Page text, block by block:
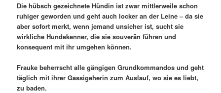
Die hübsch gezeichnete Hündin ist zwar mittlerweile schon
ruhiger geworden und geht auch locker an der Leine – da sie
aber sofort merkt, wenn jemand unsicher ist, sucht sie
wirkliche Hundekenner, die sie souverän führen und
konsequent mit ihr umgehen können.
Frauke beherrscht alle gängigen Grundkommandos und geht
täglich mit ihrer Gassigeherin zum Auslauf, wo sie es liebt,
zu baden.